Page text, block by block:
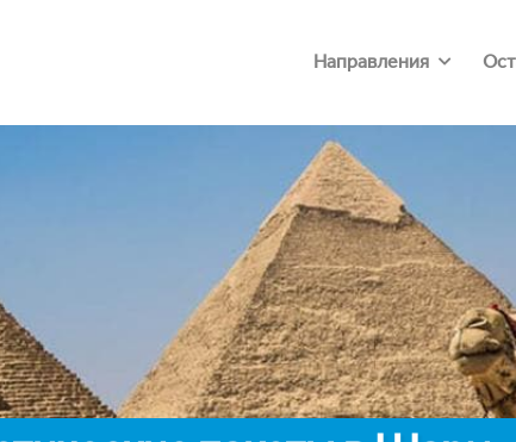
Направления